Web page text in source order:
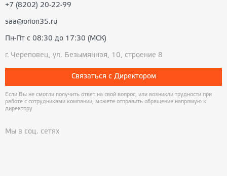
+7 (8202) 20-22-99
saa@orion35.ru
Пн-Пт с 08:30 до 17:30 (МСК)
г. Череповец, ул. Безымянная, 10, строение 8
Связаться с Директором
Если Вы не смогли получить ответ на свой вопрос, или возникли трудности при
работе с сотрудниками компании, можете отправить обращение напрямую к
директору
Мы в соц. сетях